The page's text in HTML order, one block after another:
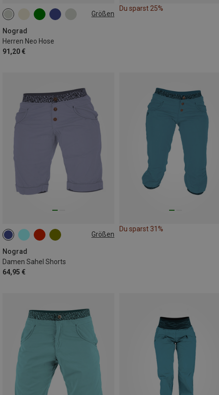
Größen
Nograd
Herren Neo Hose
91,20 €
XS M
XXL
Du sparst 25%
Größen
Nograd
Damen Sahel Shorts
64,95 €
XS S M
Du sparst 31%